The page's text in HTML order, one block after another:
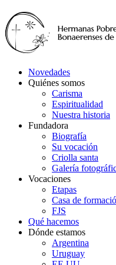
Novedades
Quiénes somos
Carisma
Espiritualidad
Nuestra historia
Fundadora
Biografía
Su vocación
Criolla santa
Galería
Vocaciones
Etapas
Casa de
FJS
Qué hacemos
Dónde estamos
Argentina
Uruguay